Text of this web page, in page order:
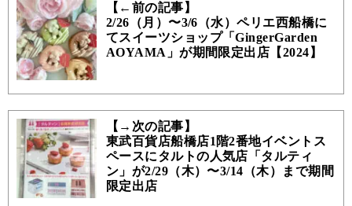
【←前の記事】
2/26（月）〜3/6（水）ペリエ西船橋に
てスイーツショップ「GingerGarden
AOYAMA」が期間限定出店【2024】
【→次の記事】
東武百貨店船橋店1階2番地イベントス
ペースにタルトの人気店「タルティ
ン」が2/29（木）〜3/14（木）まで期間
限定出店